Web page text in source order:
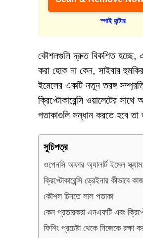
স্পাই হান্টার
কৌশলগুলি দ্রুত বিকশিত হচ্ছে,
করা হোক না কেন, সাইবার
ইমেলের একটি নতুন তরঙ্গ সম্প্রতি
ক্রিপ্টোকারেন্সি ওয়ালেটের
পতাকাগুলি সন্ধান করতে হবে তা
সুচিপত্র
ওপেনসি অফার অ্যালার্ট ইমেল
ক্রিপ্টোকারেন্সি ড্রেইনার কীভাবে
কৌশল চিনতে লাল পতাকা
কেন প্রতারকরা এনএফটি এবং
ফিশিং প্রচেষ্টা থেকে নিজেকে রক্ষা